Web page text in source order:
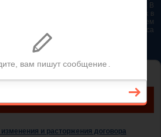
если это нужно сделать быстро. В
и эффективным решением будет звонок в
Телефон указан на нашем
последняя редакция Гражданского кодекса
РОССИЙСКОЙ ФЕДЕРАЦИИ. ГЛАВА
и расторжения договора